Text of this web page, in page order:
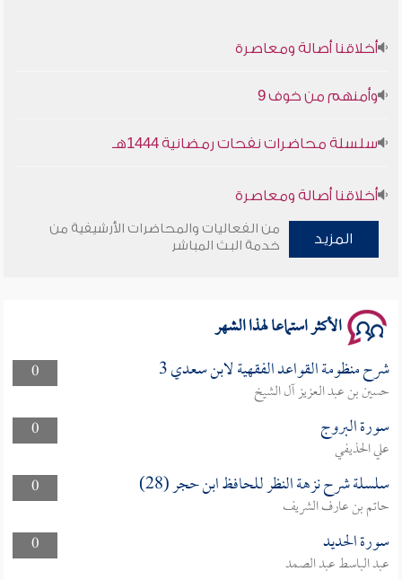
أخلاقنا أصالة ومعاصرة
وأمنهم من خوف 9
سلسلة محاضرات نفحات رمضانية 1444هـ
أخلاقنا أصالة ومعاصرة
وأمنهم من خوف 9
المزيد
من الفعاليات والمحاضرات الأرشيفية من
خدمة البث المباشر
الأكثر استماعا لهذا الشهر
0 شرح منظومة القواعد الفقهية لابن سعدي 3
حسين بن عبد العزيز آل الشيخ
0
سورة البروج
علي الحذيفي
0
سلسلة شرح نزهة النظر للحافظ ابن حجر (28)
حاتم بن عارف الشريف
0
سورة الحديد
عبد الباسط عبد الصمد